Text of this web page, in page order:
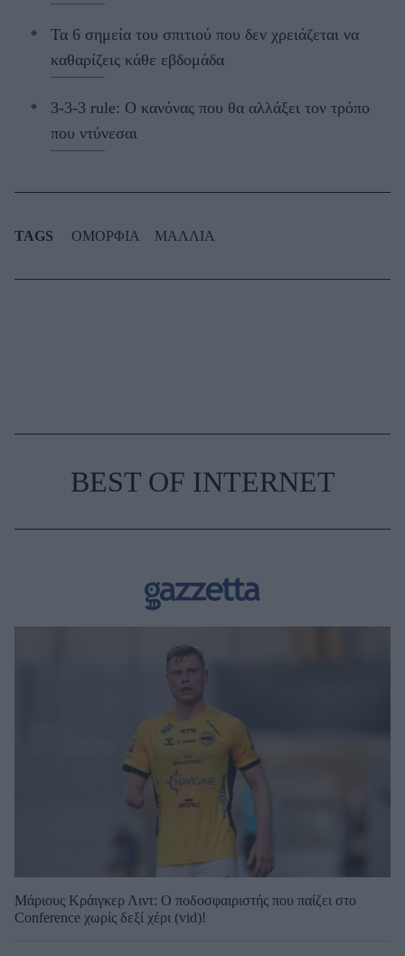
Τα 6 σημεία του σπιτιού που δεν χρειάζεται να
καθαρίζεις κάθε εβδομάδα
3-3-3 rule: Ο κανόνας που θα αλλάξει τον τρόπο
που ντύνεσαι
TAGS ΟΜΟΡΦΙΑ ΜΑΛΛΙΑ
BEST OF INTERNET
Μάριους Κράιγκερ Λιντ: Ο ποδοσφαιριστής που παίζει στο
Conference χωρίς δεξί χέρι (vid)!